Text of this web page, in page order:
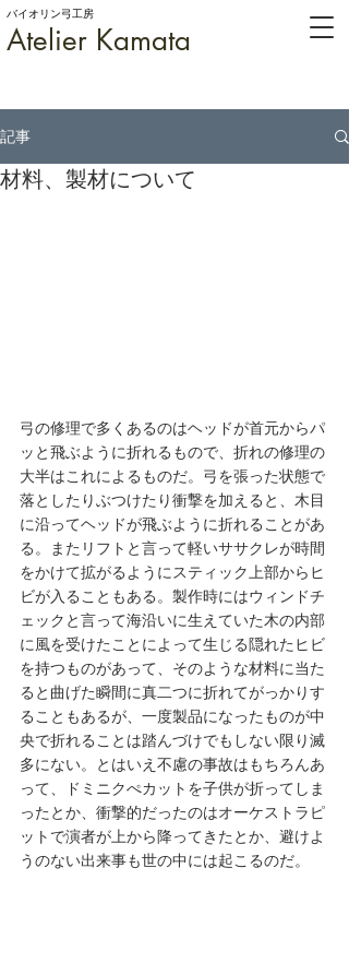
Atelier Kamata
バイオリン弓工房
記事
材料、製材について
弓の修理で多くあるのはヘッドが首元からパ
ッと飛ぶように折れるもので、折れの修理の
大半はこれによるものだ。弓を張った状態で
落としたりぶつけたり衝撃を加えると、木目
に沿ってヘッドが飛ぶように折れることがあ
る。またリフトと言って軽いササクレが時間
をかけて拡がるようにスティック上部からヒ
ビが入ることもある。製作時にはウィンドチ
ェックと言って海沿いに生えていた木の内部
に風を受けたことによって生じる隠れたヒビ
を持つものがあって、そのような材料に当た
ると曲げた瞬間に真二つに折れてがっかりす
ることもあるが、一度製品になったものが中
央で折れることは踏んづけでもしない限り滅
多にない。とはいえ不慮の事故はもちろんあ
って、ドミニクぺカットを子供が折ってしま
ったとか、衝撃的だったのはオーケストラピ
ットで演者が上から降ってきたとか、避けよ
うのない出来事も世の中には起こるのだ。